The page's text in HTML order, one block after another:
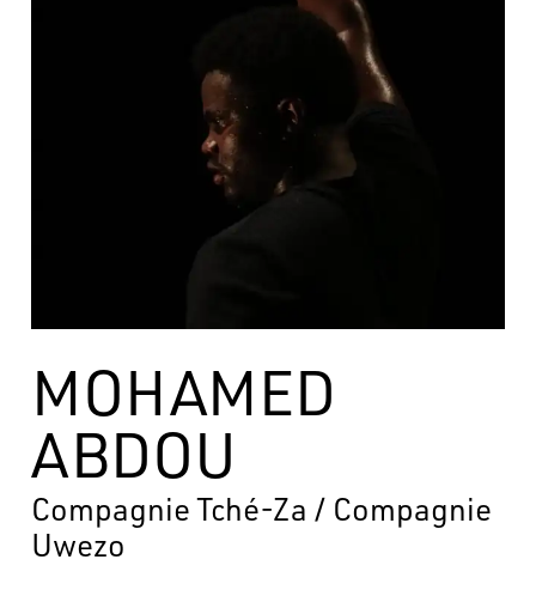
MOHAMED
ABDOU
Compagnie Tché-Za / Compagnie
Uwezo